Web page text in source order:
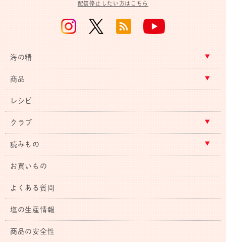
配信停止したい方はこちら
海の精
商品
レシピ
クラブ
読みもの
お買いもの
よくある質問
塩の生産情報
商品の安全性